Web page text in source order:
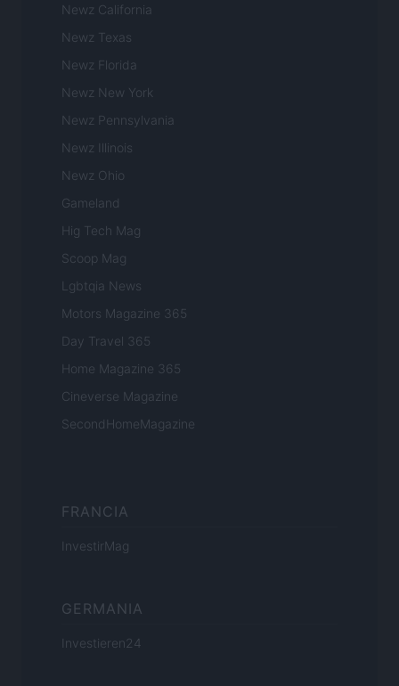
Newz California
Newz Texas
Newz Florida
Newz New York
Newz Pennsylvania
Newz Illinois
Newz Ohio
Gameland
Hig Tech Mag
Scoop Mag
Lgbtqia News
Motors Magazine 365
Day Travel 365
Home Magazine 365
Cineverse Magazine
SecondHomeMagazine
FRANCIA
InvestirMag
GERMANIA
Investieren24